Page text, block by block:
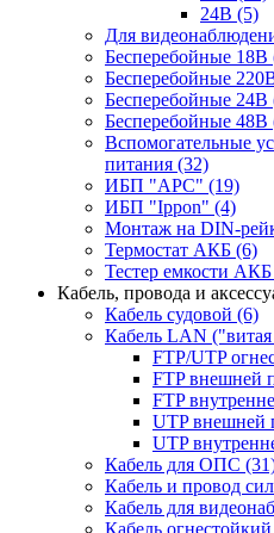
24В (5)
Для
Бесперебойные 18В
Бесперебойные
Бесперебойные 24В
Бесперебойные 48В
Вспомогательные
питания (32)
ИБП "APC" (19)
ИБП "Ippon" (4)
Монтаж на DIN-
Термостат АКБ (6)
Тестер емкости АКБ
Кабель, провода и
Кабель судовой (6)
Кабель LAN
FTP/UTP
FTP внешней
FTP
UTP внешней
UTP
Кабель для ОПС
Кабель и провод
Кабель для
Кабель